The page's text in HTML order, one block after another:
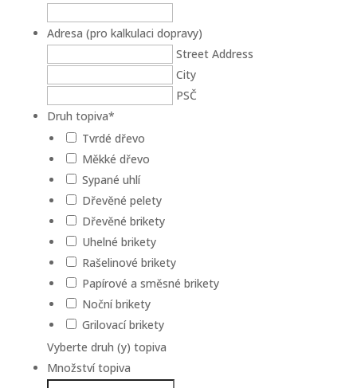
Adresa (pro kalkulaci dopravy)
Street Address
City
PSČ
Druh topiva*
Tvrdé dřevo
Měkké dřevo
Sypané uhlí
Dřevěné pelety
Dřevěné brikety
Uhelné brikety
Rašelinové brikety
Papírové a směsné brikety
Noční brikety
Grilovací brikety
Vyberte druh (y) topiva
Množství topiva